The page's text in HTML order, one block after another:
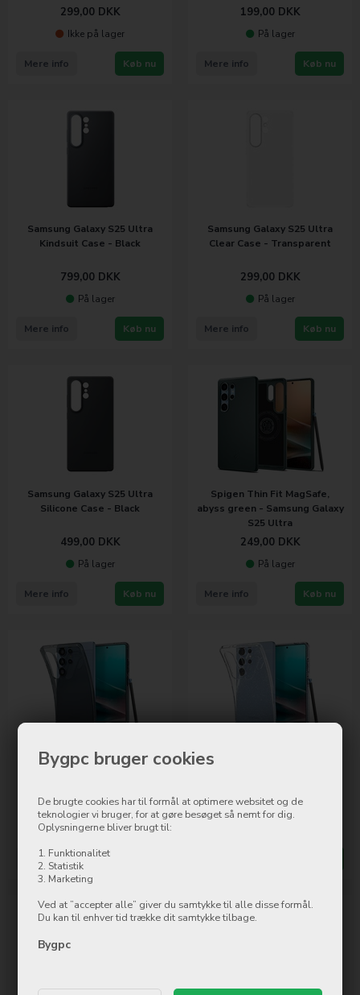
Bygpc bruger cookies
De brugte cookies har til formål at optimere websitet og de
teknologier vi bruger, for at gøre besøget så nemt for dig.
Oplysningerne bliver brugt til:
1. Funktionalitet
2. Statistik
3. Marketing
Ved at ”accepter alle” giver du samtykke til alle disse formål.
Du kan til enhver tid trække dit samtykke tilbage.
Bygpc
299,00 DKK
Ikke på lager
Køb nu
Mere info
199,00 DKK
På lager
Køb nu
Mere info
Samsung Galaxy S25 Ultra
Kindsuit Case - Black
799,00 DKK
På lager
Køb nu
Mere info
Samsung Galaxy S25 Ultra
Clear Case - Transparent
299,00 DKK
På lager
Køb nu
Mere info
Samsung Galaxy S25 Ultra
Silicone Case - Black
499,00 DKK
På lager
Køb nu
Mere info
Spigen Thin Fit MagSafe,
abyss green - Samsung Galaxy
S25 Ultra
249,00 DKK
På lager
Køb nu
Mere info
Spigen Liquid Crystal, Space
149,00DKK
På lager
Mere info
Spigen Liquid Crystal Glitter
199,00DKK